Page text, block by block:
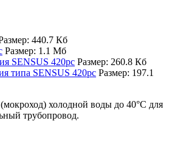
440.7 Кб
Размер: 1.1 Мб
SENSUS 420pc Размер: 260.8 Кб
типа SENSUS 420pc Размер: 197.1
холодной воды до 40°C для
трубопровод.